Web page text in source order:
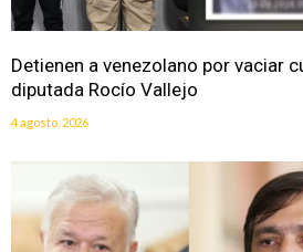
Detienen a venezolano por vaciar
diputada Rocío Vallejo
4 agosto, 2026